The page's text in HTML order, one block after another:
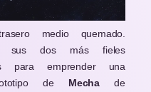
medio quemado.
sus dos más fieles
para emprender una
de Mechade